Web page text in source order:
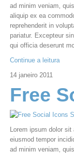
ad minim veniam,
aliquip ex ea
reprehenderit in
pariatur. Excepteur
qui officia deserunt
Continue a leitura
14 janeiro 2011
Free
Lorem ipsum dolor
eiusmod tempor
ad minim veniam,